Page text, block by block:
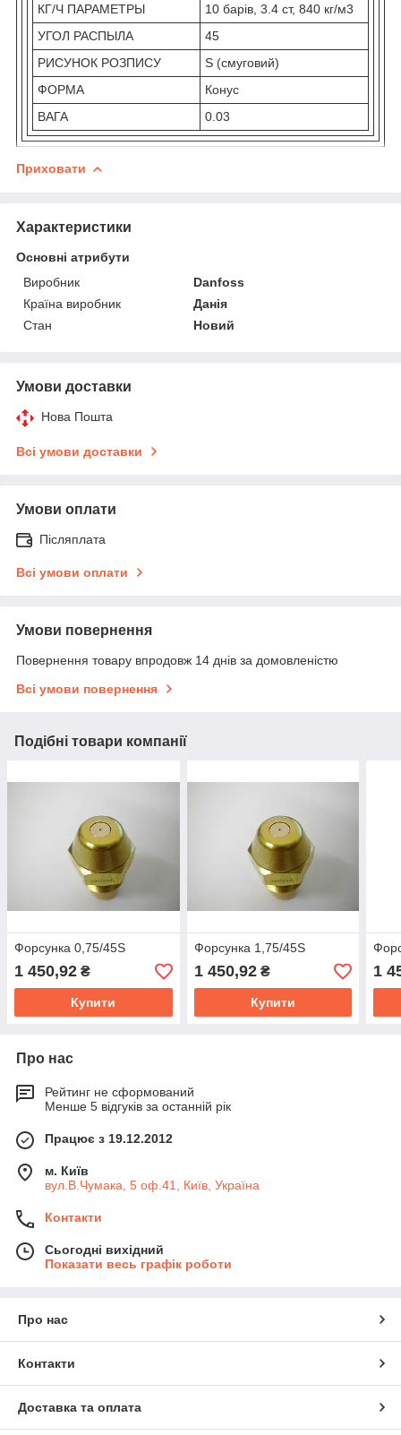
КГ/Ч ПАРАМЕТРЫ
10 барів, 3.4 ст, 840 кг/м3
УГОЛ РАСПЫЛА
45
РИСУНОК РОЗПИСУ
S (смуговий)
ФОРМА
Конус
ВАГА
0.03
Приховати
Характеристики
Основні атрибути
Виробник
Danfoss
Країна виробник
Данія
Стан
Новий
Умови доставки
Нова Пошта
Всі умови доставки
Умови оплати
Післяплата
Всі умови оплати
Умови повернення
Повернення товару впродовж 14 днів за домовленістю
Всі умови повернення
Подібні товари компанії
Форсунка 0,75/45S
1 450,92 ₴
Купити
Форсунка 1,75/45S
1 450,92₴
Купити
1
Про нас
Рейтинг не сформований
Менше 5 відгуків за останній рік
Працює з 19.12.2012
м. Київ
вул.В.Чумака, 5 оф.41, Київ, Україна
Контакти
Сьогодні вихідний
Показати весь графік роботи
Про нас
Контакти
Доставка та оплата